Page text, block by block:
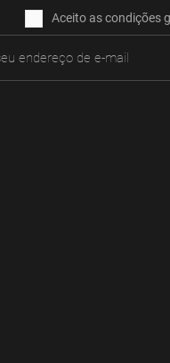
Aceito as condições